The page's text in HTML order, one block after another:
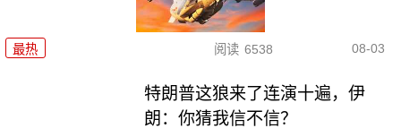
最热 阅读 6538 08-03
特朗普这狼来了连演十遍，伊
朗：你猜我信不信？